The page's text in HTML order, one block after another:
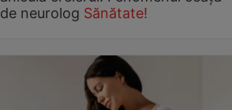
neurolog Sănătate!